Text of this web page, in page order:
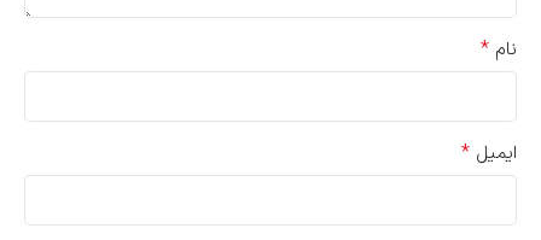
نام *
ایمیل *